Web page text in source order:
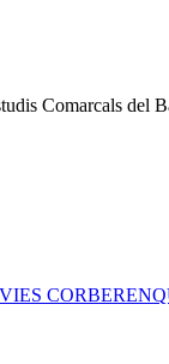
Comarcals del